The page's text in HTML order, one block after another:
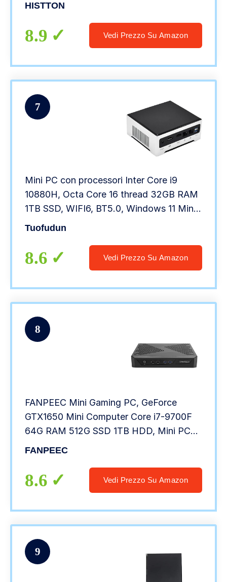
TPM2.0
HISTTON
8.9 Vedi Prezzo Su Amazon
7
Mini PC con processori Inter Core i9
10880H, Octa Core 16 thread 32GB RAM
1TB SSD, WIFI6, BT5.0, Windows 11 Mini
Computer per casa, ufficio, gaming
Tuofudun
8.6 Vedi Prezzo Su Amazon
8
FANPEEC Mini Gaming PC, GeForce
GTX1650 Mini Computer Core i7-9700F
64G RAM 512G SSD 1TB HDD, Mini PC
Windows 10 Pro,8K HD,
Ethernet,4*USB3.0
FANPEEC
8.6 Vedi Prezzo Su Amazon
9